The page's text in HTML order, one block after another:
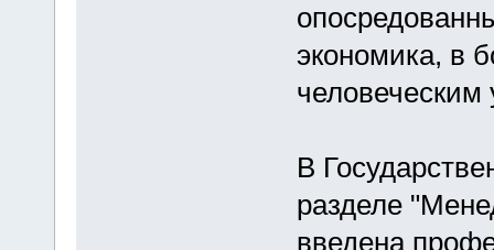
экономика, в
В
разделе
введена